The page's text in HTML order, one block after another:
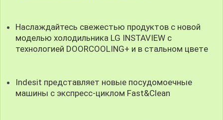
Наслаждайтесь свежестью продуктов с новой
моделью холодильника LG INSTAVIEW с
технологией DOORCOOLING+ и в стальном цветe
Indesit представляет новые посудомоечные
машины с экспресс-циклом Fast&Clean